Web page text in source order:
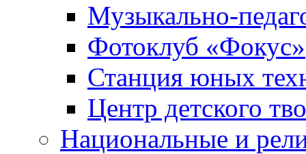
Музыкально-
Фотоклуб «Фокус»
Станция юных
Центр детского
Национальные и